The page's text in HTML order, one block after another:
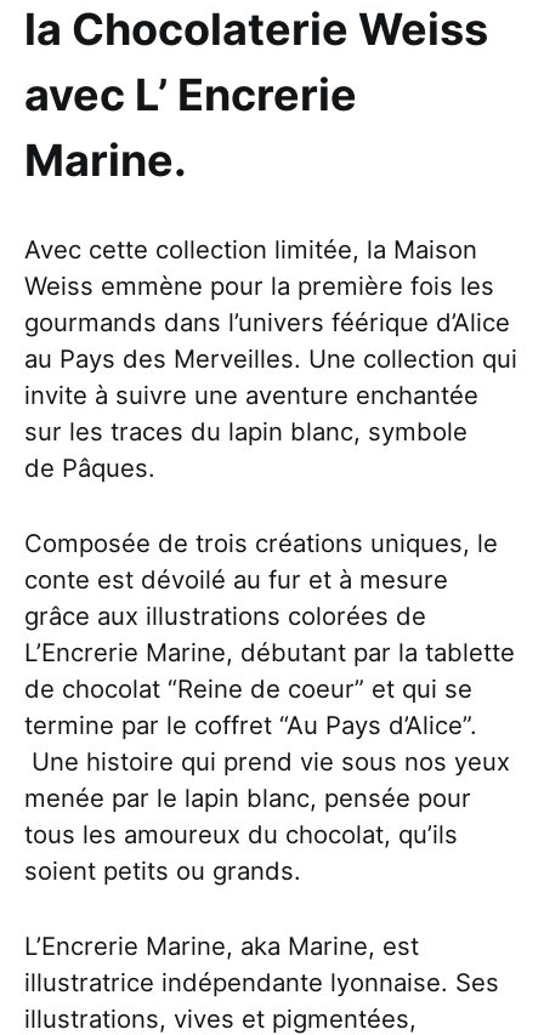
la Chocolaterie Weiss
avec L’ Encrerie
Marine.
Avec cette collection limitée, la Maison
Weiss emmène pour la première fois les
gourmands dans l’univers féérique d’Alice
au Pays des Merveilles. Une collection qui
invite à suivre une aventure enchantée
sur les traces du lapin blanc, symbole
de Pâques.
Composée de trois créations uniques, le
conte est dévoilé au fur et à mesure
grâce aux illustrations colorées de
L’Encrerie Marine, débutant par la tablette
de chocolat “Reine de coeur” et qui se
termine par le coffret “Au Pays d’Alice”.
Une histoire qui prend vie sous nos yeux
menée par le lapin blanc, pensée pour
tous les amoureux du chocolat, qu’ils
soient petits ou grands.
L’Encrerie Marine, aka Marine, est
illustratrice indépendante lyonnaise. Ses
illustrations, vives et pigmentées,